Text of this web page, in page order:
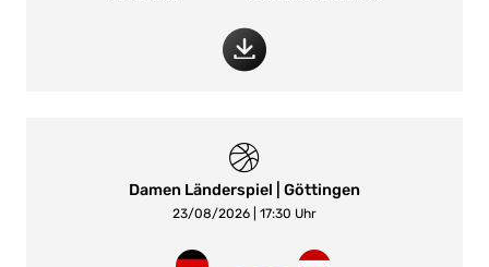
Damen Länderspiel | Göttingen
23/08/2026 | 17:30 Uhr